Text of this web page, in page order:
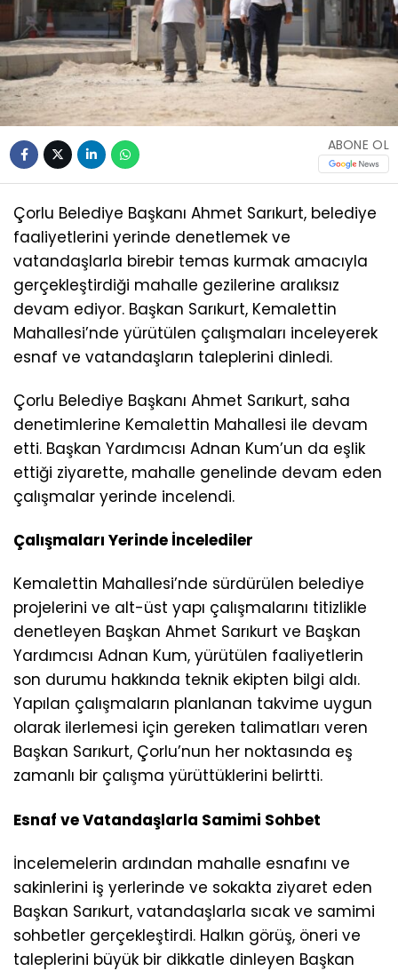
ABONE OL
Çorlu Belediye Başkanı Ahmet Sarıkurt, belediye
faaliyetlerini yerinde denetlemek ve
vatandaşlarla birebir temas kurmak amacıyla
gerçekleştirdiği mahalle gezilerine aralıksız
devam ediyor. Başkan Sarıkurt, Kemalettin
Mahallesi’nde yürütülen çalışmaları inceleyerek
esnaf ve vatandaşların taleplerini dinledi.
Çorlu Belediye Başkanı Ahmet Sarıkurt, saha
denetimlerine Kemalettin Mahallesi ile devam
etti. Başkan Yardımcısı Adnan Kum’un da eşlik
ettiği ziyarette, mahalle genelinde devam eden
çalışmalar yerinde incelendi.
Çalışmaları Yerinde İncelediler
Kemalettin Mahallesi’nde sürdürülen belediye
projelerini ve alt-üst yapı çalışmalarını titizlikle
denetleyen Başkan Ahmet Sarıkurt ve Başkan
Yardımcısı Adnan Kum, yürütülen faaliyetlerin
son durumu hakkında teknik ekipten bilgi aldı.
Yapılan çalışmaların planlanan takvime uygun
olarak ilerlemesi için gereken talimatları veren
Başkan Sarıkurt, Çorlu’nun her noktasında eş
zamanlı bir çalışma yürüttüklerini belirtti.
Esnaf ve Vatandaşlarla Samimi Sohbet
İncelemelerin ardından mahalle esnafını ve
sakinlerini iş yerlerinde ve sokakta ziyaret eden
Başkan Sarıkurt, vatandaşlarla sıcak ve samimi
sohbetler gerçekleştirdi. Halkın görüş, öneri ve
taleplerini büyük bir dikkatle dinleyen Başkan